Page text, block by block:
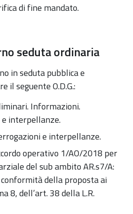
di fine mandato.
seduta ordinaria
in seduta pubblica e
il seguente O.D.G.:
Informazioni.
interpellanze.
e interpellanze.
operativo 1/AO/2018 per
del sub ambito AR.s7/A:
della proposta ai
8, dell’art. 38 della L.R.